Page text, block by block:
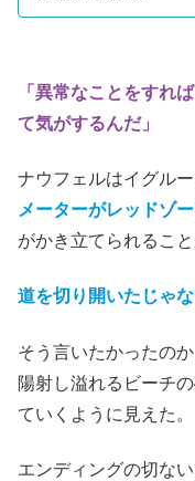
「異常なことをすれ
て気がするんだ」
ナウフェルはイグル
メーターがレッドゾ
がかき立てられること
道を切り開いたじゃ
そう言いたかったのか
陽射し溢れるビーチ
ていくように見えた。
エンディングの切な